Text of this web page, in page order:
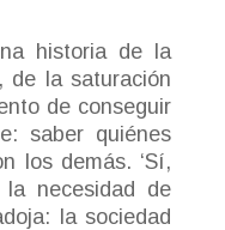
historia de la
de la saturación
de conseguir
saber quiénes
los demás. ‘Sí,
necesidad de
la sociedad